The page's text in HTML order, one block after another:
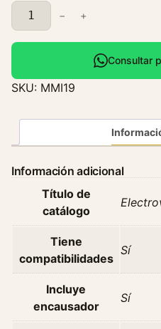
E
l
e
t
r
e
t
a
− +
Consultar
SKU: MMI19
Información adicional
Título de
catálogo
Tiene
compatibilidades
Sí
Incluye
encausador
Sí